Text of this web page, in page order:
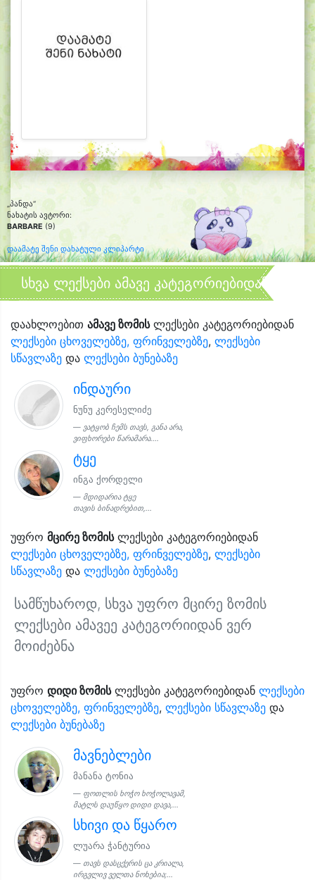
„პანდა“
ნახატის ავტორი:
BARBARE (9)
დაამატე შენი დახატული კლიპარტი
სხვა ლექსები ამავე კატეგორიებიდან
დაახლოებით ამავე ზომისლექსები კატეგორიებიდან
ლექსები ცხოველებზე, ფრინველებზე, ლექსები
სწავლაზე და ლექსები ბუნებაზე
ინდაური
ნუნუ კერესელიძე
ვატყობ ჩემს თავს, განა არა,
ვიფხორები წარამარა....
ტყე
ინგა ქორდელი
მდიდარია ტყე
თავის ბინადრებით,...
უფრო მცირე ზომისლექსები კატეგორიებიდან
ლექსები ცხოველებზე, ფრინველებზე, ლექსები
სწავლაზე და ლექსები ბუნებაზე
სამწუხაროდ, სხვა უფრო მცირე ზომის
ლექსები ამავეე კატეგორიიდან ვერ
მოიძებნა
უფრო დიდი ზომისლექსები კატეგორიებიდან ლექსები
ცხოველებზე, ფრინველებზე, ლექსები სწავლაზე და
ლექსები ბუნებაზე
მავნებლები
მანანა ტონია
ფოთლის ხოჭო ხოჭოლავამ,
მატლს დაუწყო დიდი დავა,...
სხივი და წყარო
ლუარა ჭანტურია
თავს დასცქერის ცა კრიალა,
ირგვლივ ველთა ნოხებია;...